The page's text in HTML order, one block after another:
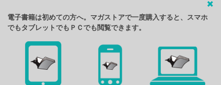
電子書籍は初めての方へ。マガストアで一度購入すると、スマホ
でもタブレットでもＰＣでも閲覧できます。